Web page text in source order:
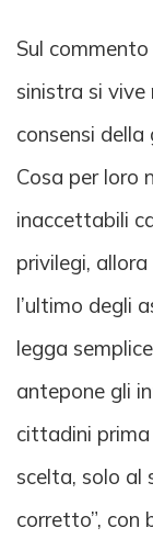
Sul
sinistra si vive
consensi
Cosa per loro
inaccettabili
privilegi,
l’ultimo degli
legga
antepone gli
cittadini
scelta, solo al
corretto”, con